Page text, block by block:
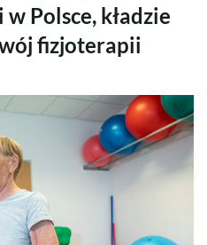
Polsce, kładzie
fizjoterapii